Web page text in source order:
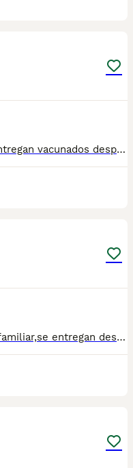
Chihuahuas muy pequeñitos,se entregan vacunados desparasitados y con el chip.Para más información escribir o llamar al 682908382
Chihuahuas criados en ambiente familiar,se entregan desparasitados y vacunados.Para mas información escribir o llamar al 682908382